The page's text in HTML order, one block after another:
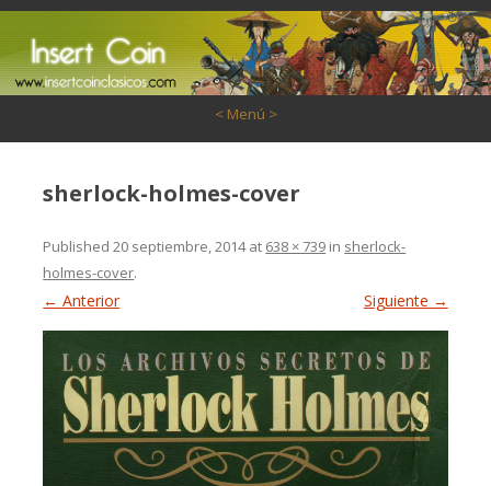
< Menú >
sherlock-holmes-cover
Published20 septiembre, 2014at 638 × 739 in sherlock-
holmes-cover.
← Anterior Siguiente →